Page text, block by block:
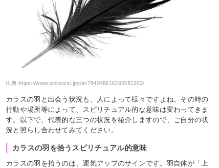
出典:https://www.pinterest.jp/pin/784048616393581262/
カラスの羽と出会う状況も、人によって様々ですよね。その時の
行動や場所等によって、スピリチュアル的な意味は変わってきま
す。以下で、代表的な三つの状況を紹介しますので、ご自分の状
況と照らし合わせてみてください。
カラスの羽を拾うスピリチュアル的意味
カラスの羽を拾うのは、運気アップのサインです。羽自体が「上